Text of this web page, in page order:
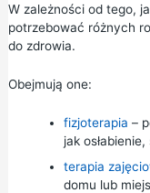
W zależności od tego,
potrzebować różnych
do zdrowia.
Obejmują one:
fizjoterapia –
jak
terapia
domu lub